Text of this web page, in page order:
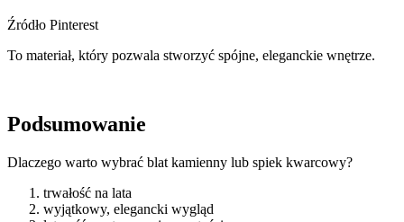
Źródło Pinterest
To materiał, który pozwala stworzyć spójne, eleganckie wnętrze.
Podsumowanie
Dlaczego warto wybrać blat kamienny lub spiek kwarcowy?
trwałość na lata
wyjątkowy, elegancki wygląd